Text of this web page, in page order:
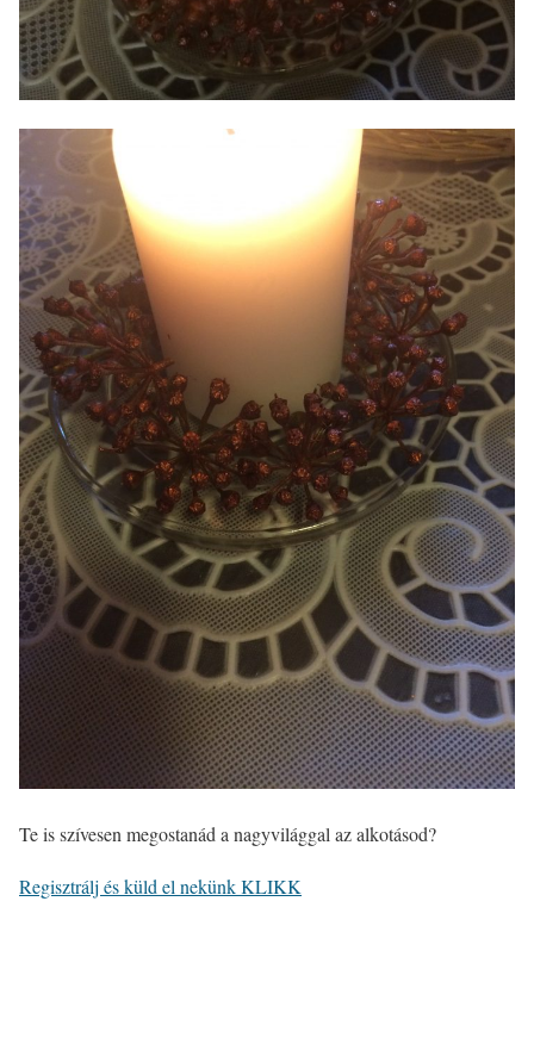
Te is szívesen megostanád a nagyvilággal az alkotásod?
Regisztrálj és küld el nekünk KLIKK